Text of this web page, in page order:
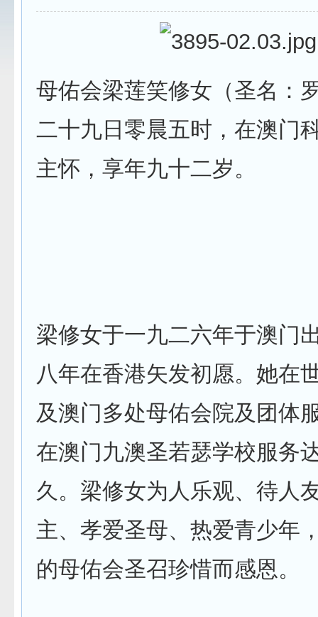
母佑会梁莲笑修女（圣名：
二十九日零晨五时，在澳门
主怀，享年九十二岁。
梁修女于一九二六年于澳门
八年在香港矢发初愿。她在
及澳门多处母佑会院及团体
在澳门九澳圣若瑟学校服务
久。梁修女为人乐观、待人
主、孝爱圣母、热爱青少年
的母佑会圣召珍惜而感恩。